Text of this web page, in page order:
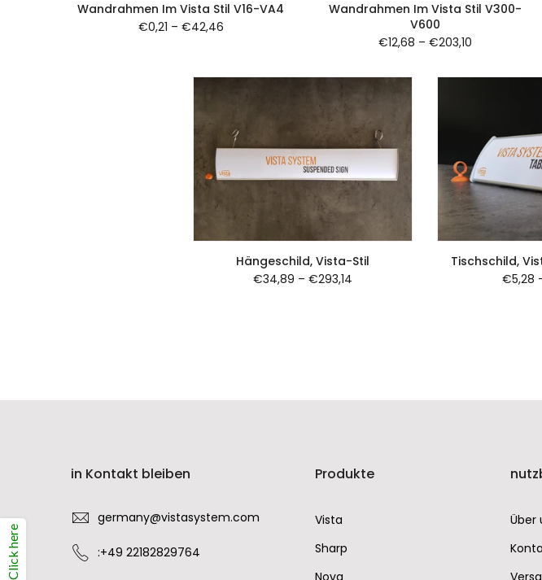
Wandrahmen Im Vista Stil V16-VA4
€0,21 – €42,46
Wandrahmen Im Vista Stil V300-
V600
€12,68 – €203,10
Hängeschild, Vista-Stil
€34,89 – €293,14
Tischschild,
€5,28
in Kontakt bleiben
germany@vistasystem.com
:+49 22182829764
Produkte
Vista
Sharp
Nova
Über
Click here